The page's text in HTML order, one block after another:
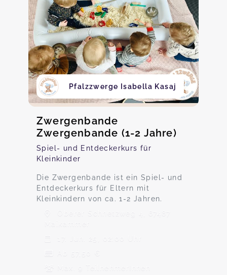
Pfalzzwerge Isabella Kasaj
Zwergenbande
Zwergenbande (1-2 Jahre)
Spiel- und Entdeckerkurs für
Kleinkinder
Die Zwergenbande ist ein Spiel- und
Entdeckerkurs für Eltern mit
Kleinkindern von ca. 1-2 Jahren.
Oberer Schnetzweg 4, 67487
Maikammer
17. Jun. 25, 02:00 Uhr
Ab 57,50 €
Max. 9 TeilnehmerInnen